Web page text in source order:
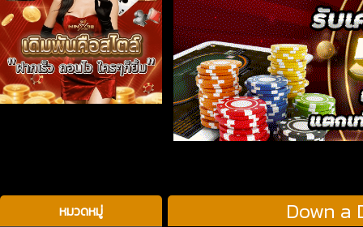
หมวดหมู่ Down a